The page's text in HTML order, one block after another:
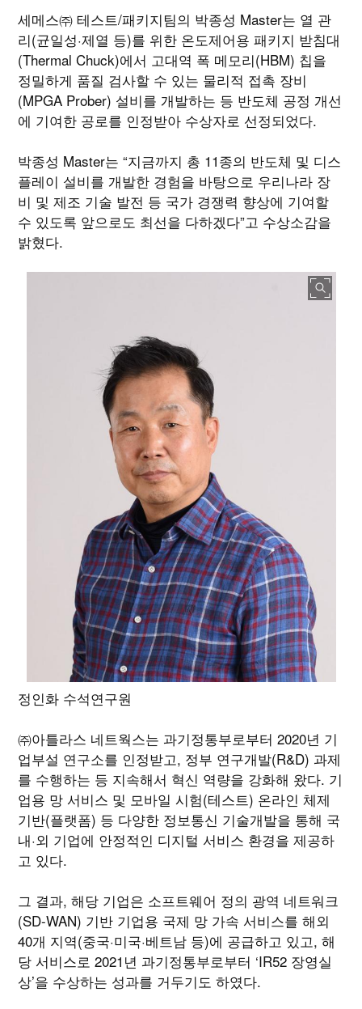
세메스㈜ 테스트/패키지팀의 박종성 Master는 열 관
리(균일성·제열 등)를 위한 온도제어용 패키지 받침대
(Thermal Chuck)에서 고대역 폭 메모리(HBM) 칩을
정밀하게 품질 검사할 수 있는 물리적 접촉 장비
(MPGA Prober) 설비를 개발하는 등 반도체 공정 개선
에 기여한 공로를 인정받아 수상자로 선정되었다.
박종성 Master는 “지금까지 총 11종의 반도체 및 디스
플레이 설비를 개발한 경험을 바탕으로 우리나라 장
비 및 제조 기술 발전 등 국가 경쟁력 향상에 기여할
수 있도록 앞으로도 최선을 다하겠다”고 수상소감을
밝혔다.
정인화 수석연구원
㈜아틀라스 네트웍스는 과기정통부로부터 2020년 기
업부설 연구소를 인정받고, 정부 연구개발(R&D) 과제
를 수행하는 등 지속해서 혁신 역량을 강화해 왔다. 기
업용 망 서비스 및 모바일 시험(테스트) 온라인 체제
기반(플랫폼) 등 다양한 정보통신 기술개발을 통해 국
내·외 기업에 안정적인 디지털 서비스 환경을 제공하
고 있다.
그 결과, 해당 기업은 소프트웨어 정의 광역 네트워크
(SD-WAN) 기반 기업용 국제 망 가속 서비스를 해외
40개 지역(중국·미국·베트남 등)에 공급하고 있고, 해
당 서비스로 2021년 과기정통부로부터 ‘IR52 장영실
상’을 수상하는 성과를 거두기도 하였다.